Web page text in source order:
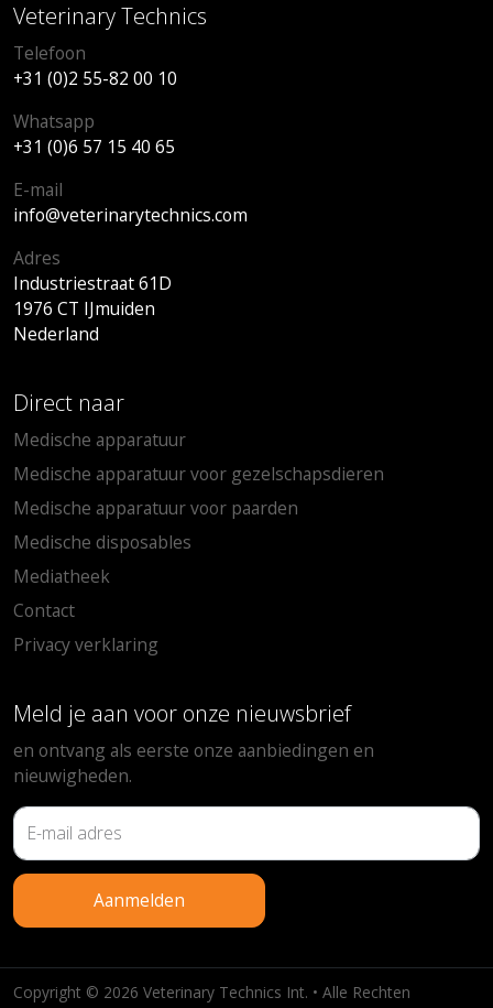
Meld je aan voor onze nieuwsbrief
en ontvang als eerste onze aanbiedingen en
nieuwigheden.
Aanmelden
Veterinary Technics
Telefoon
+31 (0)2 55-82 00 10
Whatsapp
+31 (0)6 57 15 40 65
E-mail
info@veterinarytechnics.com
Adres
Industriestraat 61D
1976 CT IJmuiden
Nederland
Direct naar
Medische apparatuur
Medische apparatuur voor gezelschapsdieren
Medische apparatuur voor paarden
Medische disposables
Mediatheek
Contact
Privacy verklaring
Copyright © 2026 Veterinary Technics Int. • Alle Rechten